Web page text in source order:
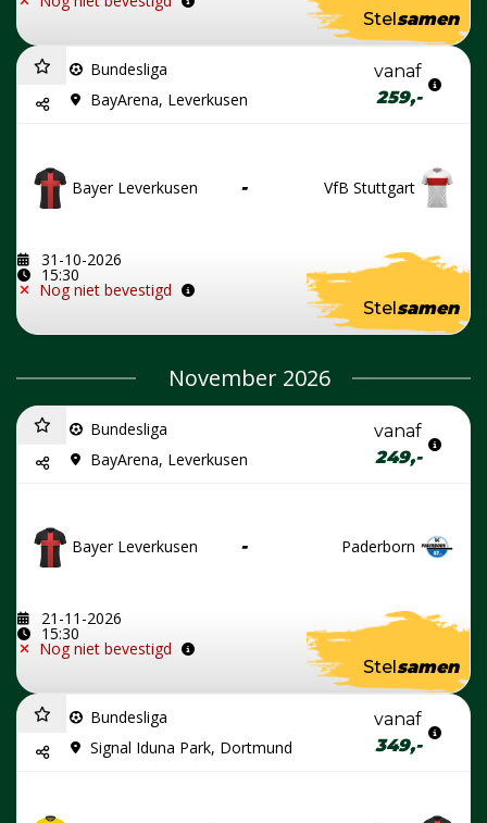
Stelsamen
Bundesliga
BayArena, Leverkusen
vanaf
259,-
Bayer Leverkusen - VfB Stuttgart
31-10-2026
15:30
Nog niet bevestigd
Stelsamen
November 2026
Bundesliga
BayArena, Leverkusen
vanaf
249,-
Bayer Leverkusen - Paderborn
21-11-2026
15:30
Nog niet bevestigd
Stelsamen
Bundesliga
Signal Iduna Park, Dortmund
vanaf
349,-